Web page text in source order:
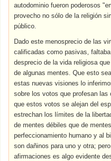
autodominio fueron poderosos
provecho no sólo de la religión
público.
Dado este menosprecio de las
calificadas como pasivas,
desprecio de la vida religiosa
de algunas mentes. Que esto
estas nuevas visiones lo
sobre los votos que profesan
que estos votos se alejan del
estrechan los límites de la
de mentes débiles que de
perfeccionamiento humano y al
son dañinos para uno y otra;
afirmaciones es algo evidente